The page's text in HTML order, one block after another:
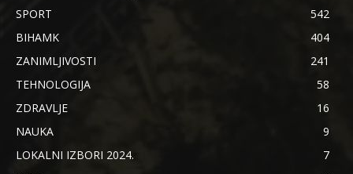
SPORT
542
BIHAMK
404
ZANIMLJIVOSTI
241
TEHNOLOGIJA
58
ZDRAVLJE
16
NAUKA
9
LOKALNI IZBORI 2024.
7